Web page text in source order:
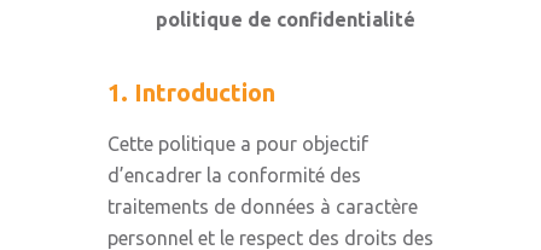
politique de confidentialité
1. Introduction
Cette politique a pour objectif
d’encadrer la conformité des
traitements de données à caractère
personnel et le respect des droits des